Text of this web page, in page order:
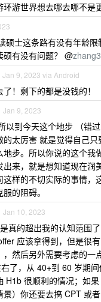
游世界想去哪去哪不是
硕士这条路有没有年龄
硕有没有问题？ @
Jan 9, 2023 via Android
！剩下的都是没钱的！
Jan 9, 2023
以到今天这个地步 （错
的太厉害 就是觉得自己
地步。所以你说的这个我
出来，就是想知道现在润
这样的不切实际的事情，
的阻碍。
Jan 10, 2023
真的超出我的认知范围
应该拿得到，但是很
，然后另外需要考虑的一
了，从 40+到 60 岁期
H1b 很顺利的情况；如
景）你还要去搞 CPT 或